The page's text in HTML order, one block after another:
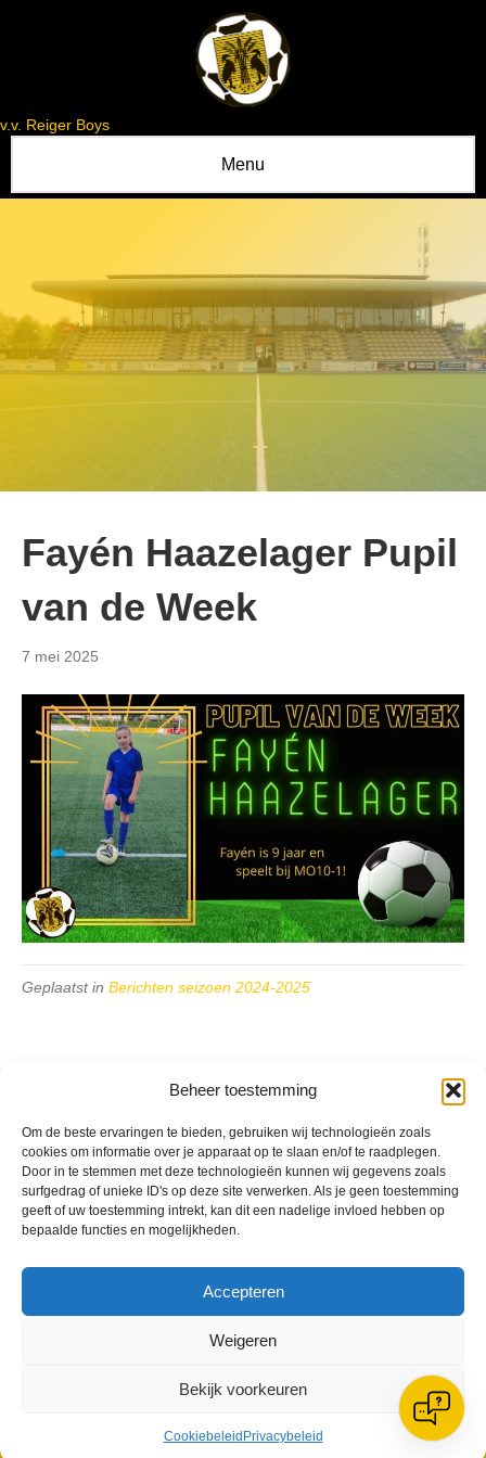
Beheer toestemming
Om de beste ervaringen te bieden, gebruiken wij technologieën zoals
cookies om informatie over je apparaat op te slaan en/of te raadplegen.
Door in te stemmen met deze technologieën kunnen wij gegevens zoals
surfgedrag of unieke ID's op deze site verwerken. Als je geen toestemming
geeft of uw toestemming intrekt, kan dit een nadelige invloed hebben op
bepaalde functies en mogelijkheden.
Accepteren
Weigeren
Bekijk voorkeuren
Cookiebeleid Privacybeleid
v.v. Reiger Boys
Menu
Fayén Haazelager Pupil
van de Week
7 mei 2025
Geplaatst in Berichten seizoen 2024-2025
VV Reiger Boys
De Wending, Lotte Beesedijk 1
1705 NA Heerhugowaard
Google maps route
Reglementen